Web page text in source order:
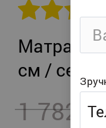
Матрац
см /
1 782